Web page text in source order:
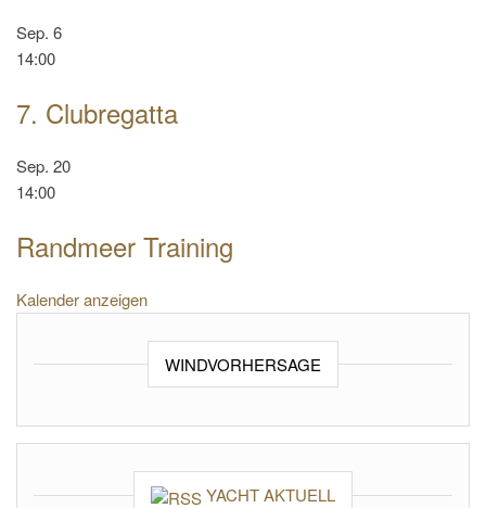
Sep. 6
14:00
7. Clubregatta
Sep. 20
14:00
Randmeer Training
Kalender anzeigen
WINDVORHERSAGE
YACHT AKTUELL